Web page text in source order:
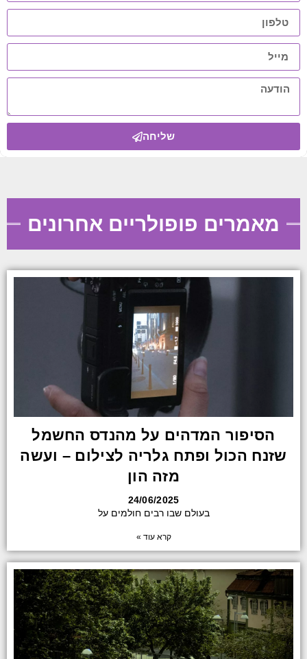
שליחה
מאמרים פופולריים אחרונים
הסיפור המדהים על מהנדס החשמל
שזנח הכול ופתח גלריה לצילום – ועשה
מזה הון
24/06/2025
בעולם שבו רבים חולמים על
קרא עוד »